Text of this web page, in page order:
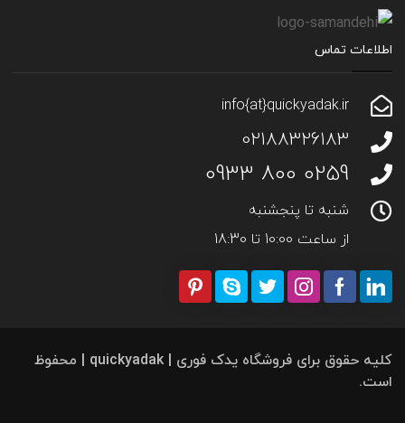
اطلاعات تماس
info{at}quickyadak.ir
02188326183
0259 800 0933
شنبه تا پنجشنبه
از ساعت 10:00 تا 18:30
کلیه حقوق برای فروشگاه یدک فوری | quickyadak | محفوظ
است.